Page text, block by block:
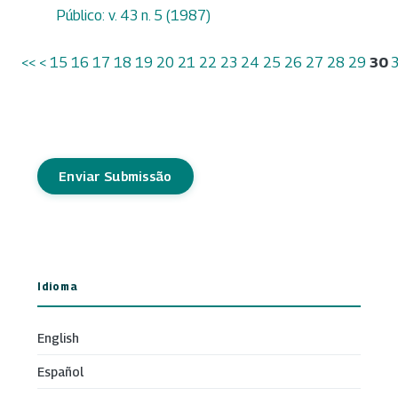
Público: v. 43 n. 5 (1987)
<< < 15 16 17 18 19 20 21 22 23 24 25 26 27 28 29 30
Enviar Submissão
Idioma
English
Español